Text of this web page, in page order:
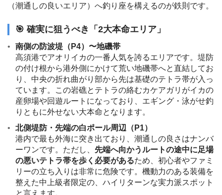
（潮通しの良いエリア）へ釣り座を構えるのが鉄則です。
🎯 確実に狙うべき「2大本命エリア」
南側の防波堤（P4）〜地磯帯
高須港でアオリイカの一番人気を誇るエリアです。堤防
の付け根から港外側にかけて荒い地磯帯へと直結してお
り、中央の折れ曲がり部から先は基礎のテトラ帯が入っ
ています。この岩礁とテトラの絡むカケアガリがイカの
産卵場や回遊ルートになっており、エギング・泳がせ釣
りともに外せない大本命となります。
北側堤防・先端の白ポール周辺（P1）
港内で最も外海に突き出ており、潮通しの良さはナンバ
ーワンです。ただし、 先端へ向かうルートの途中に足場
の悪いテトラ帯を歩く必要があるため、初心者やファミ
リーの立ち入りは非常に危険です。機動力のある装備を
整えた中上級者限定の、ハイリターンな実力派スポット
と言えます。